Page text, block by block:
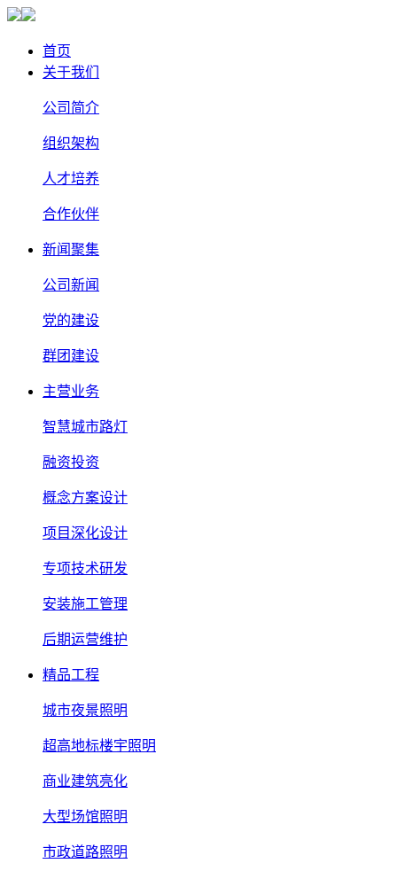
首页
关于我们
公司简介
组织架构
人才培养
合作伙伴
新闻聚集
公司新闻
党的建设
群团建设
主营业务
智慧城市路灯
融资投资
概念方案设计
项目深化设计
专项技术研发
安装施工管理
后期运营维护
精品工程
城市夜景照明
超高地标楼宇照明
商业建筑亮化
大型场馆照明
市政道路照明